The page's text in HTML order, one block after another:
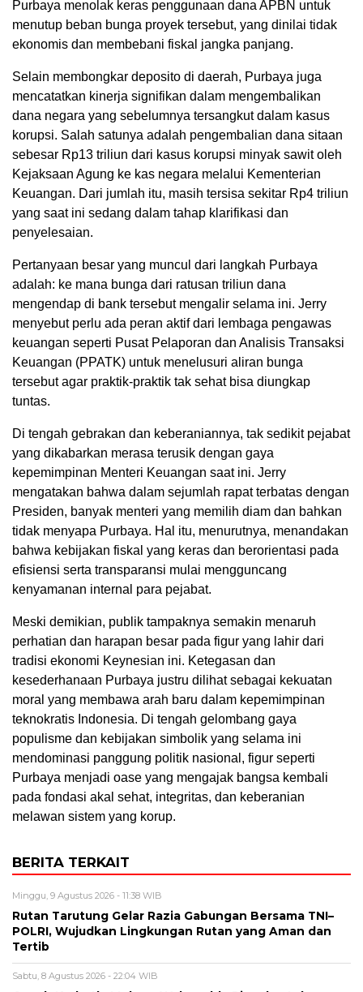
Purbaya menolak keras penggunaan dana APBN untuk
menutup beban bunga proyek tersebut, yang dinilai tidak
ekonomis dan membebani fiskal jangka panjang.
Selain membongkar deposito di daerah, Purbaya juga
mencatatkan kinerja signifikan dalam mengembalikan
dana negara yang sebelumnya tersangkut dalam kasus
korupsi. Salah satunya adalah pengembalian dana sitaan
sebesar Rp13 triliun dari kasus korupsi minyak sawit oleh
Kejaksaan Agung ke kas negara melalui Kementerian
Keuangan. Dari jumlah itu, masih tersisa sekitar Rp4 triliun
yang saat ini sedang dalam tahap klarifikasi dan
penyelesaian.
Pertanyaan besar yang muncul dari langkah Purbaya
adalah: ke mana bunga dari ratusan triliun dana
mengendap di bank tersebut mengalir selama ini. Jerry
menyebut perlu ada peran aktif dari lembaga pengawas
keuangan seperti Pusat Pelaporan dan Analisis Transaksi
Keuangan (PPATK) untuk menelusuri aliran bunga
tersebut agar praktik-praktik tak sehat bisa diungkap
tuntas.
Di tengah gebrakan dan keberaniannya, tak sedikit pejabat
yang dikabarkan merasa terusik dengan gaya
kepemimpinan Menteri Keuangan saat ini. Jerry
mengatakan bahwa dalam sejumlah rapat terbatas dengan
Presiden, banyak menteri yang memilih diam dan bahkan
tidak menyapa Purbaya. Hal itu, menurutnya, menandakan
bahwa kebijakan fiskal yang keras dan berorientasi pada
efisiensi serta transparansi mulai mengguncang
kenyamanan internal para pejabat.
Meski demikian, publik tampaknya semakin menaruh
perhatian dan harapan besar pada figur yang lahir dari
tradisi ekonomi Keynesian ini. Ketegasan dan
kesederhanaan Purbaya justru dilihat sebagai kekuatan
moral yang membawa arah baru dalam kepemimpinan
teknokratis Indonesia. Di tengah gelombang gaya
populisme dan kebijakan simbolik yang selama ini
mendominasi panggung politik nasional, figur seperti
Purbaya menjadi oase yang mengajak bangsa kembali
pada fondasi akal sehat, integritas, dan keberanian
melawan sistem yang korup.
BERITA TERKAIT
Minggu, 9 Agustus 2026 - 11:38 WIB
Rutan Tarutung Gelar Razia Gabungan Bersama TNI–
POLRI, Wujudkan Lingkungan Rutan yang Aman dan
Tertib
Sabtu, 8 Agustus 2026 - 22:04 WIB